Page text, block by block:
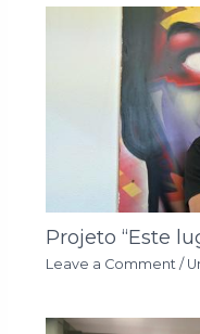
Projeto “Este
Leave a Comment /